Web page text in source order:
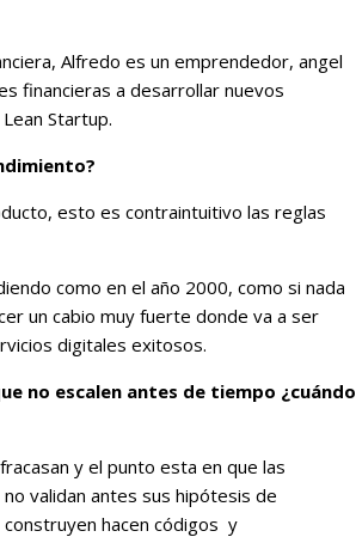
Alfredo es un emprendedor, angel
financieras a desarrollar nuevos
Startup.
esto es contraintuitivo las reglas
como en el año 2000, como si nada
un cabio muy fuerte donde va a ser
digitales exitosos.
no escalen antes de tiempo ¿cuándo
y el punto esta en que las
validan antes sus hipótesis de
construyen hacen códigos y